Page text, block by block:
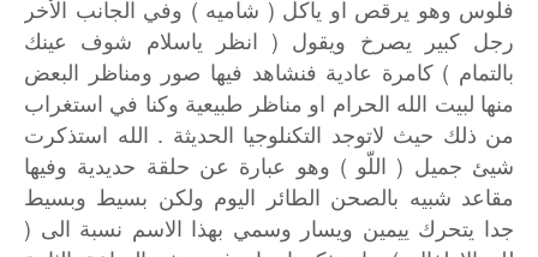
فلوس وهو يرقص او ياكل ( شاميه ) وفي الجانب الأخر
رجل كبير يصرخ ويقول ( انظر ياسلام شوف عينك
بالتمام ) كامرة عادية فنشاهد فيها صور ومناظر البعض
منها لبيت الله الحرام او مناظر طبيعية وكنا في استغراب
من ذلك حيث لاتوجد التكنلوجيا الحديثة . الله استذكرت
شيئ جميل ( اللّو ) وهو عبارة عن حلقة حديدية وفيها
مقاعد شبيه بالصحن الطائر اليوم ولكن بسيط وبسيط
جدا يتحرك ييمين ويسار وسمي بهذا الاسم نسبة الى (